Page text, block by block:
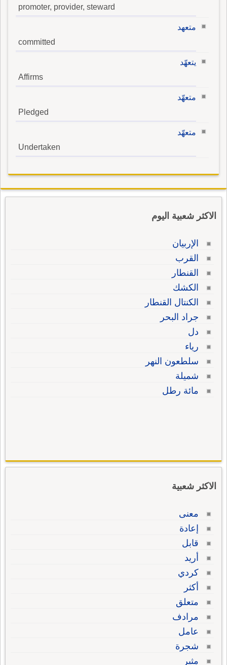
promoter, provider, steward
متعهد
committed
يتعهّد
Affirms
متعهّد
Pledged
متعهّد
Undertaken
الاكثر شعبية اليوم
الإربيان
القرب
القنطار
الكشك
الكنتال القنطار
جراد البحر
دل
رياء
سلطعون النهر
شميلة
مائة رطل
الاكثر شعبية
معنى
إعادة
قابل
أريد
كردي
أكثر
متعلق
مرادف
عامل
شجرة
مثير